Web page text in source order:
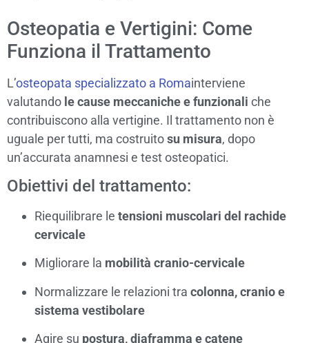
Osteopatia e Vertigini: Come
Funziona il Trattamento
L’osteopata specializzato a Romainterviene
valutando le cause meccaniche e funzionali che
contribuiscono alla vertigine. Il trattamento non è
uguale per tutti, ma costruitosu misura, dopo
un’accurata anamnesi e test osteopatici.
Obiettivi del trattamento:
Riequilibrare le tensioni muscolari del rachide
cervicale
Migliorare la mobilità cranio-cervicale
Normalizzare le relazioni tra colonna, cranio e
sistema vestibolare
Agire su postura, diaframma e catene